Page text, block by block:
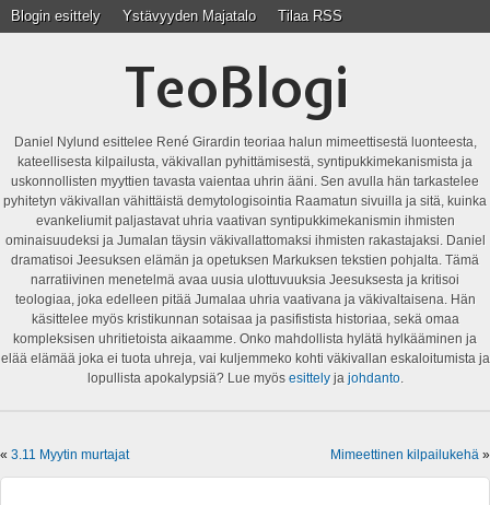
Blogin esittely Ystävyyden Majatalo Tilaa RSS
TeoBlogi
Daniel Nylund esittelee René Girardin teoriaa halun mimeettisestä luonteesta,
kateellisesta kilpailusta, väkivallan pyhittämisestä, syntipukkimekanismista ja
uskonnollisten myyttien tavasta vaientaa uhrin ääni. Sen avulla hän tarkastelee
pyhitetyn väkivallan vähittäistä demytologisointia Raamatun sivuilla ja sitä, kuinka
evankeliumit paljastavat uhria vaativan syntipukkimekanismin ihmisten
ominaisuudeksi ja Jumalan täysin väkivallattomaksi ihmisten rakastajaksi. Daniel
dramatisoi Jeesuksen elämän ja opetuksen Markuksen tekstien pohjalta. Tämä
narratiivinen menetelmä avaa uusia ulottuvuuksia Jeesuksesta ja kritisoi
teologiaa, joka edelleen pitää Jumalaa uhria vaativana ja väkivaltaisena. Hän
käsittelee myös kristikunnan sotaisaa ja pasifistista historiaa, sekä omaa
kompleksisen uhritietoista aikaamme. Onko mahdollista hylätä hylkääminen ja
elää elämää joka ei tuota uhreja, vai kuljemmeko kohti väkivallan eskaloitumista ja
lopullista apokalypsiä? Lue myös esittelyja johdanto.
« 3.11 Myytin murtajat Mimeettinen kilpailukehä »